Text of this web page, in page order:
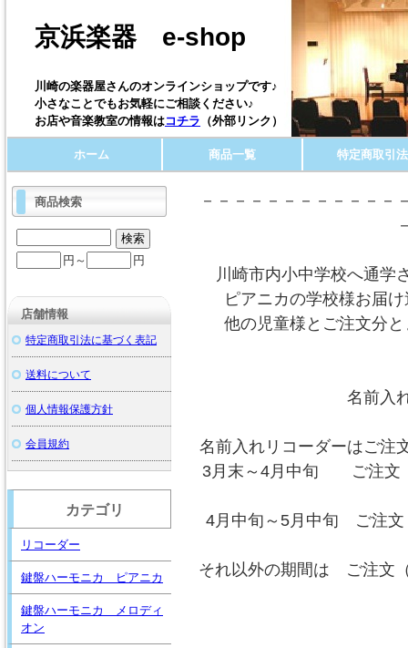
京浜楽器 e-shop
川崎の楽器屋さんのオンラインショップです♪
小さなことでもお気軽にご相談ください♪
お店や音楽教室の情報はコチラ （外部リンク）
ホーム 商品一覧 特定商取引法
－－－－－－－－－－－－
川崎市内小中学校へ通学
ピアニカの学校様お届
他の児童様とご注文分
名前入
名前入れリコーダーはご注
3月末～4月中旬 ご注文
4月中旬～5月中旬 ご注文
それ以外の期間は ご注文
商品検索
円～ 円
店舗情報
特定商取引法に基づく表記
送料について
個人情報保護方針
会員規約
カテゴリ
リコーダー
鍵盤ハーモニカ ピアニカ
鍵盤ハーモニカ メロディ
オン